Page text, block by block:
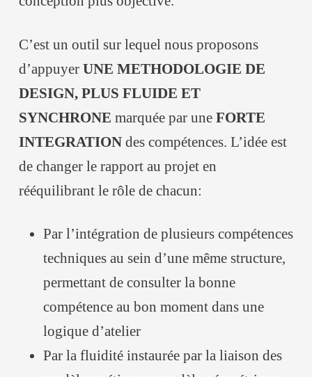
C’est un outil sur lequel nous proposons
d’appuyer UNE METHODOLOGIE DE
DESIGN, PLUS FLUIDE ET
SYNCHRONE marquée par une FORTE
INTEGRATIONdes compétences. L’idée est
de changer le rapport au projet en
rééquilibrant le rôle de chacun:
Par l’intégration de plusieurs compétences
techniques au sein d’une même structure,
permettant de consulter la bonne
compétence au bon moment dans une
logique d’atelier
Par la fluidité instaurée par la liaison des